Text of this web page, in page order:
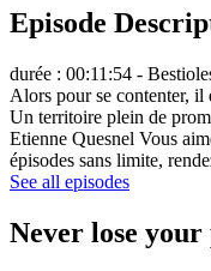
Episode
durée : 00:11:54 -
Alors pour se contenter,
Un territoire plein de
Etienne Quesnel Vous
épisodes sans limite,
See all episodes
Never lose your